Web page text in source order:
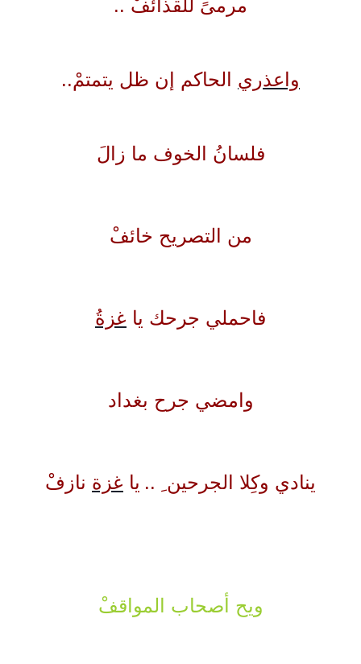
مرمىً للقذائفْ ..
واعذريالحاكم إن ظل يتمتمْ..
فلسانُ الخوف ما زالَ
من التصريح خائفْ
فاحملي جرحك يا غزةُ
وامضي جرح بغداد
ينادي وكِلا الجرحين ِ .. يا غزةنازفْ
ويح أصحاب المواقفْ